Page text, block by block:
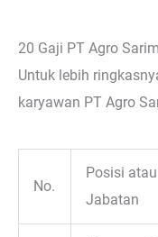
20 Gaji PT Agro
Untuk lebih
karyawan PT Agro
No.
Posisi atau
Jabatan